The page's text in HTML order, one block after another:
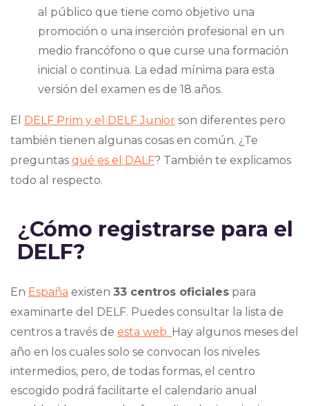
al público que tiene como objetivo una
promoción o una inserción profesional en un
medio francófono o que curse una formación
inicial o continua. La edad mínima para esta
versión del examen es de 18 años.
El DELF Prim y el DELF Junior son diferentes pero
también tienen algunas cosas en común. ¿Te
preguntas qué es el DALF? También te explicamos
todo al respecto.
¿Cómo registrarse para el
DELF?
En España existen 33 centros oficiales para
examinarte del DELF. Puedes consultar la lista de
centros a través de esta web. Hay algunos meses del
año en los cuales solo se convocan los niveles
intermedios, pero, de todas formas, el centro
escogido podrá facilitarte el calendario anual